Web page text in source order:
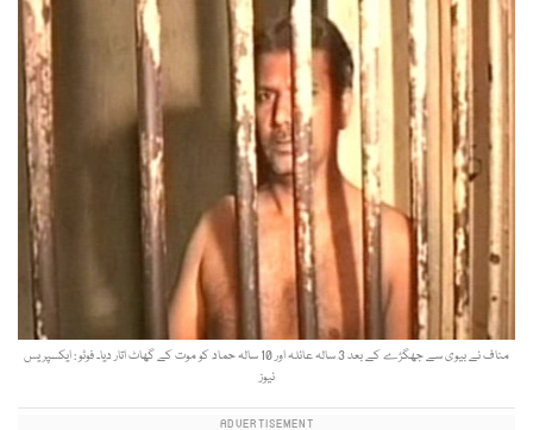
مناف نے بیوی سے جھگڑے کے بعد 3 سالہ عائلہ اور 10 سالہ حماد کو موت کے گھاٹ اتار دیا۔ فوٹو : ایکسپریس
نیوز